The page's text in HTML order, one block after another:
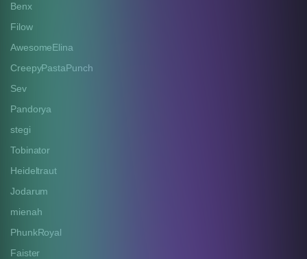
Benx
Filow
AwesomeElina
CreepyPastaPunch
Sev
Pandorya
stegi
Tobinator
Heideltraut
Jodarum
mienah
PhunkRoyal
Faister